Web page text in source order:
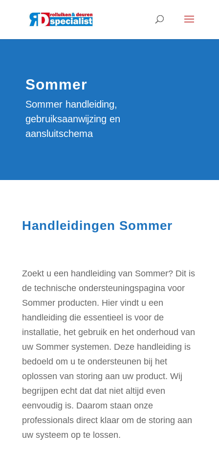
Sommer
Sommer handleiding,
gebruiksaanwijzing en
aansluitschema
Handleidingen Sommer
Zoekt u een handleiding van Sommer? Dit is
de technische ondersteuningspagina voor
Sommer producten. Hier vindt u een
handleiding die essentieel is voor de
installatie, het gebruik en het onderhoud van
uw Sommer systemen. Deze handleiding is
bedoeld om u te ondersteunen bij het
oplossen van storing aan uw product. Wij
begrijpen echt dat dat niet altijd even
eenvoudig is. Daarom staan onze
professionals direct klaar om de storing aan
uw systeem op te lossen.